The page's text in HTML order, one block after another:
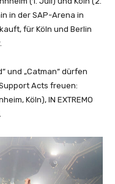
in der SAP-Arena in
für Köln und Berlin
und „Catman“ dürfen
Acts freuen:
Köln), IN EXTREMO